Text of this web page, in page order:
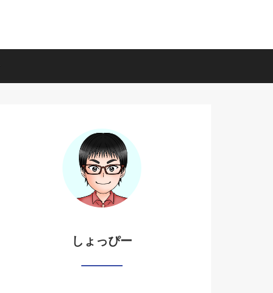
しょっぴー